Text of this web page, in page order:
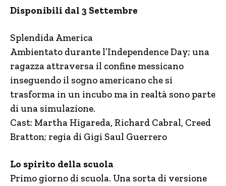
Disponibili dal 3 Settembre
Splendida America
Ambientato durante l’Independence Day; una
ragazza attraversa il confine messicano
inseguendo il sogno americano che si
trasforma in un incubo ma in realtà sono parte
di una simulazione.
Cast: Martha Higareda, Richard Cabral, Creed
Bratton; regia di Gigi Saul Guerrero
Lo spirito della scuola
Primo giorno di scuola. Una sorta di versione